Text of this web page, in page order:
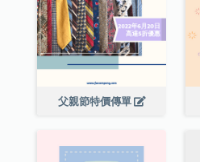
父親節特價傳單